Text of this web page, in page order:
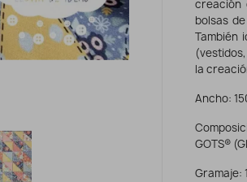
creación
bolsas
También i
la
Ancho:
GOTS®
Gramaje: